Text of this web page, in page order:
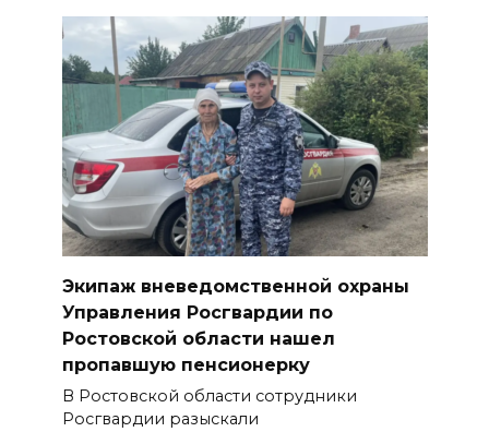
Экипаж вневедомственной охраны
Управления Росгвардии по
Ростовской области нашел
пропавшую пенсионерку
В Ростовской области сотрудники
Росгвардии разыскали